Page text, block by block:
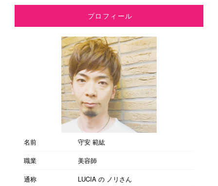
プロフィール
名前
守安 範紘
職業
美容師
通称
LUCIA の ノリさん